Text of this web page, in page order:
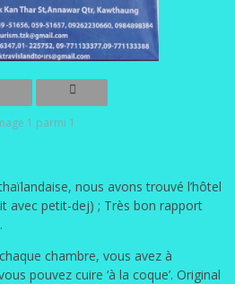
1 parmi 1
nous avons trouvé l’hôtel
avec petit-dej) ; Très bon rapport
chambre, vous avez à
pouvez cuire ‘à la coque’. Original